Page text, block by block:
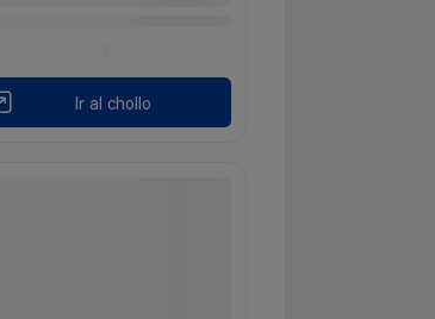
Ir al chollo